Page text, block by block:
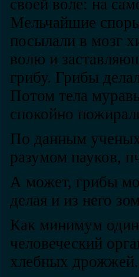
своей воле: на
Мельчайшие
посылали в мозг
волю и
грибу. Грибы
Потом тела
спокойно
По данным
разумом пауков,
А может, грибы
делая и из него
Как минимум один
человеческий
хлебных дрожжей.